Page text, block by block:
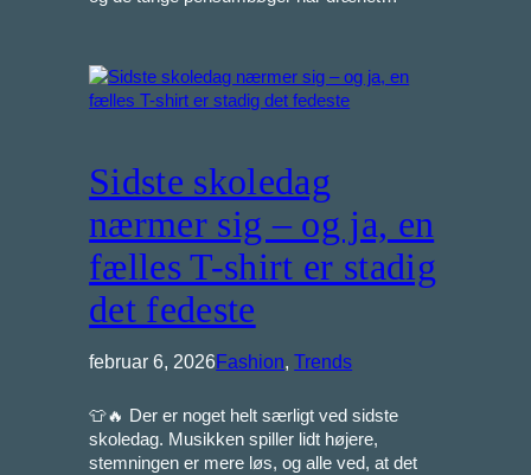
Sidste skoledag
nærmer sig – og ja, en
fælles T-shirt er stadig
det fedeste
februar 6, 2026Fashion, Trends
👕🔥 Der er noget helt særligt ved sidste
skoledag. Musikken spiller lidt højere,
stemningen er mere løs, og alle ved, at det